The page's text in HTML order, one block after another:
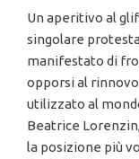
Un aperitivo al
singolare
manifestato di
opporsi al
utilizzato al
Beatrice
la posizione più